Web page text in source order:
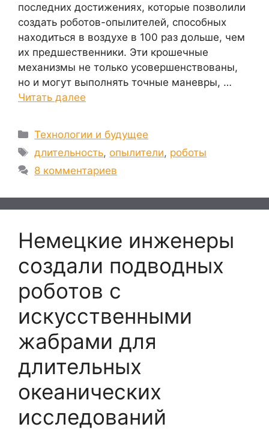
последних достижениях, которые позволили
создать роботов-опылителей, способных
находиться в воздухе в 100 раз дольше, чем
их предшественники. Эти крошечные
механизмы не только усовершенствованы,
но и могут выполнять точные маневры, …
Читать далее
Рубрики
Технологии и будущее
Метки
длительность,опылители, роботы
8 комментариев
Немецкие инженеры
создали подводных
роботов с
искусственными
жабрами для
длительных
океанических
исследований